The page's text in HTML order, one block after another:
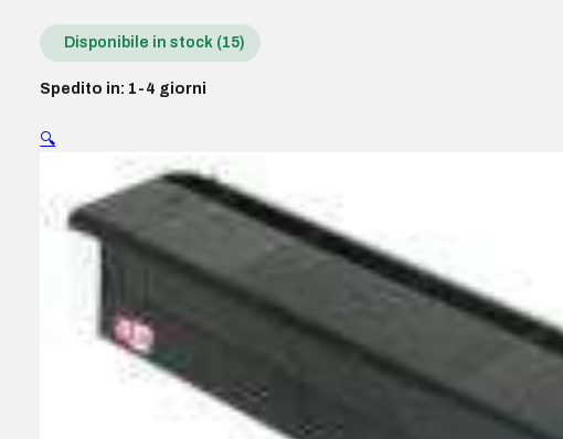
Disponibile in stock (15)
Spedito in: 1-4 giorni
🔍